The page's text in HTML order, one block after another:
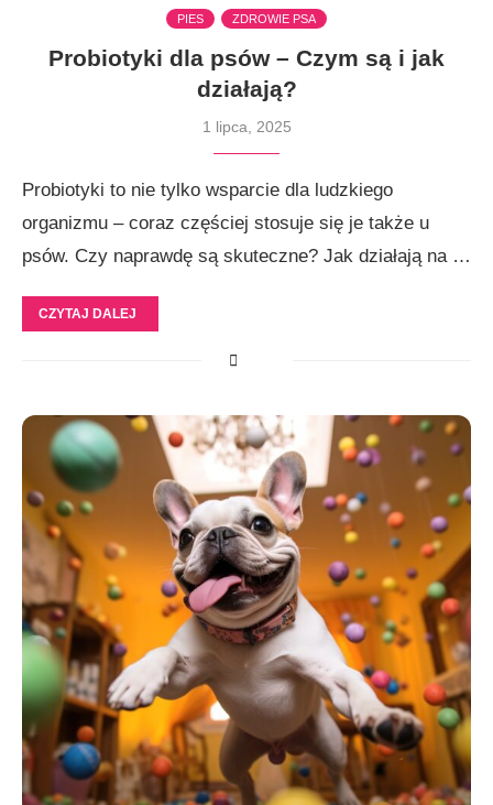
PIES ZDROWIE PSA
Probiotyki dla psów – Czym są i jak
działają?
1 lipca, 2025
Probiotyki to nie tylko wsparcie dla ludzkiego
organizmu – coraz częściej stosuje się je także u
psów. Czy naprawdę są skuteczne? Jak działają na …
CZYTAJ DALEJ